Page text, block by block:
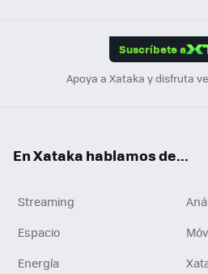
Suscríbete a
Apoya a Xataka y disfruta
En Xataka hablamos de...
Streaming
Espacio
Energía